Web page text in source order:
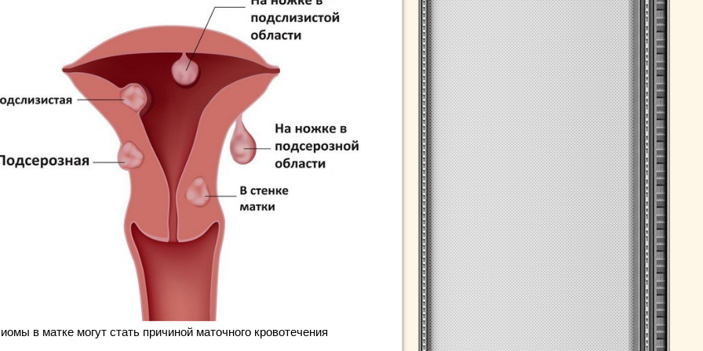
в матке могут стать причиной маточного кровотечения